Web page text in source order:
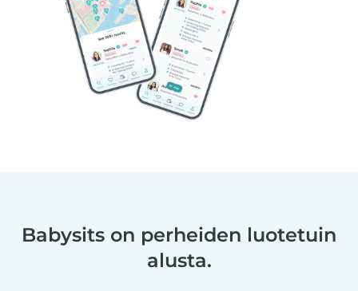
Babysits on perheiden luotetuin
alusta.